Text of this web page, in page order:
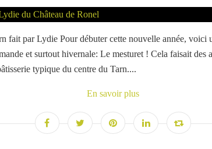
fait par Lydie Pour débuter cette nouvelle année, voici
et surtout hivernale: Le mesturet ! Cela faisait des
typique du centre du Tarn....
En savoir plus